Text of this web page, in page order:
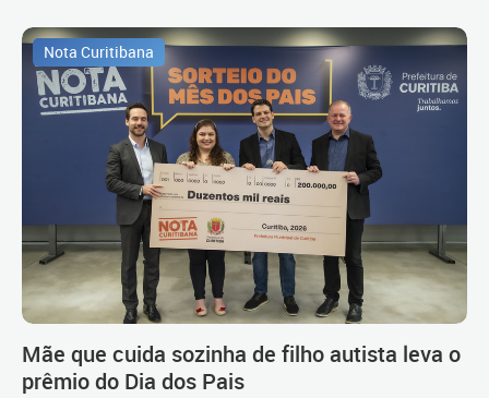
Nota Curitibana
Mãe que cuida sozinha de filho autista leva o
prêmio do Dia dos Pais